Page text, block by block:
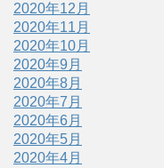
2020年12月
2020年11月
2020年10月
2020年9月
2020年8月
2020年7月
2020年6月
2020年5月
2020年4月